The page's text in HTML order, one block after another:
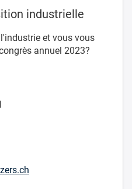
industrielle
et vous vous
annuel 2023?